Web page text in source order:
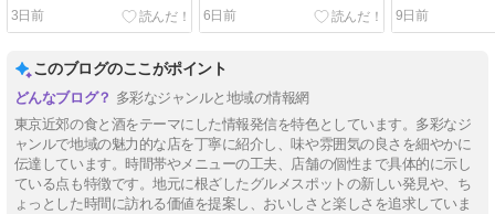
イ風な美味しいカレー。
3日前
味い立ち飲みのモツ焼き
屋。
6日前
美味しい四川
9日前
このブログのここがポイント
多彩なジャンルと地域の情報網
東京近郊の食と酒をテーマにした情報発信を特色としています。多彩なジ
ャンルで地域の魅力的な店を丁寧に紹介し、味や雰囲気の良さを細やかに
伝達しています。時間帯やメニューの工夫、店舗の個性まで具体的に示し
ている点も特徴です。地元に根ざしたグルメスポットの新しい発見や、ち
ょっとした時間に訪れる価値を提案し、おいしさと楽しさを追求していま